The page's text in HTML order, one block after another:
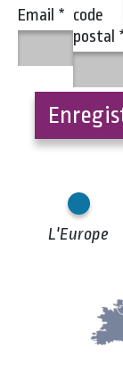
Email * code
postal
L'Europe